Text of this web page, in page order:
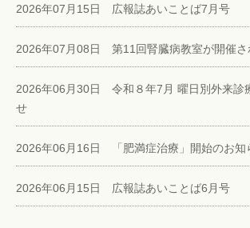
2026年07月15日 広報誌あいことば7月号
2026年07月08日 第11回腎臓病教室が開催さ
2026年06月30日 令和８年7月 曜日別外来診
せ
2026年06月16日 「肥満症治療」開始のお知
2026年06月15日 広報誌あいことば6月号